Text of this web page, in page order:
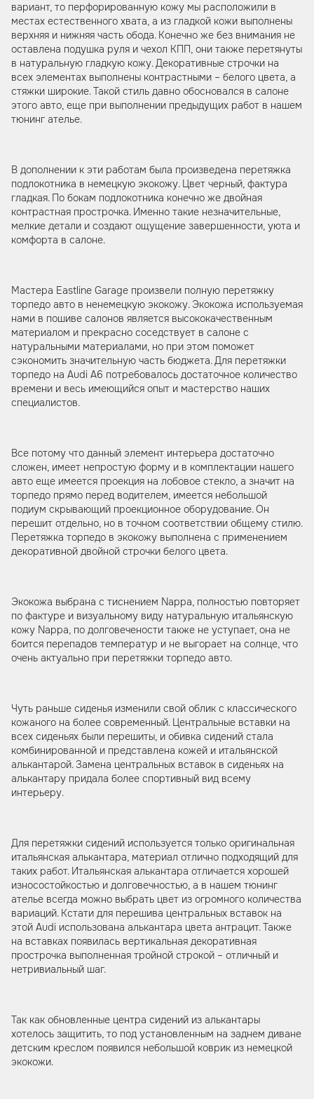
вариант, то перфорированную кожу мы расположили в
местах естественного хвата, а из гладкой кожи выполнены
верхняя и нижняя часть обода. Конечно же без внимания не
оставлена подушка руля и чехол КПП, они также перетянуты
в натуральную гладкую кожу. Декоративные строчки на
всех элементах выполнены контрастными – белого цвета, а
стяжки широкие. Такой стиль давно обосновался в салоне
этого авто, еще при выполнении предыдущих работ в нашем
тюнинг ателье.
В дополнении к эти работам была произведена перетяжка
подлокотника в немецкую экокожу. Цвет черный, фактура
гладкая. По бокам подлокотника конечно же двойная
контрастная прострочка. Именно такие незначительные,
мелкие детали и создают ощущение завершенности, уюта и
комфорта в салоне.
Мастера Eastline Garage произвели полную перетяжку
торпедо авто в ненемецкую экокожу. Экокожа используемая
нами в пошиве салонов является высококачественным
материалом и прекрасно соседствует в салоне с
натуральными материалами, но при этом поможет
сэкономить значительную часть бюджета. Для перетяжки
торпедо на Audi A6 потребовалось достаточное количество
времени и весь имеющийся опыт и мастерство наших
специалистов.
Все потому что данный элемент интерьера достаточно
сложен, имеет непростую форму и в комплектации нашего
авто еще имеется проекция на лобовое стекло, а значит на
торпедо прямо перед водителем, имеется небольшой
подиум скрывающий проекционное оборудование. Он
перешит отдельно, но в точном соответствии общему стилю.
Перетяжка торпедо в экокожу выполнена с применением
декоративной двойной строчки белого цвета.
Экокожа выбрана с тиснением Nappa, полностью повторяет
по фактуре и визуальному виду натуральную итальянскую
кожу Nappa, по долговечености также не уступает, она не
боится перепадов температур и не выгорает на солнце, что
очень актуально при перетяжки торпедо авто.
Чуть раньше сиденья изменили свой облик с классического
кожаного на более современный. Центральные вставки на
всех сиденьях были перешиты, и обивка сидений стала
комбинированной и представлена кожей и итальянской
алькантарой. Замена центральных вставок в сиденьях на
алькантару придала более спортивный вид всему
интерьеру.
Для перетяжки сидений используется только оригинальная
итальянская алькантара, материал отлично подходящий для
таких работ. Итальянская алькантара отличается хорошей
износостойкостью и долговечностью, а в нашем тюнинг
ателье всегда можно выбрать цвет из огромного количества
вариаций. Кстати для перешива центральных вставок на
этой Audi использована алькантара цвета антрацит. Также
на вставках появилась вертикальная декоративная
прострочка выполненная тройной строкой – отличный и
нетривиальный шаг.
Так как обновленные центра сидений из алькантары
хотелось защитить, то под установленным на заднем диване
детским креслом появился небольшой коврик из немецкой
экокожи.